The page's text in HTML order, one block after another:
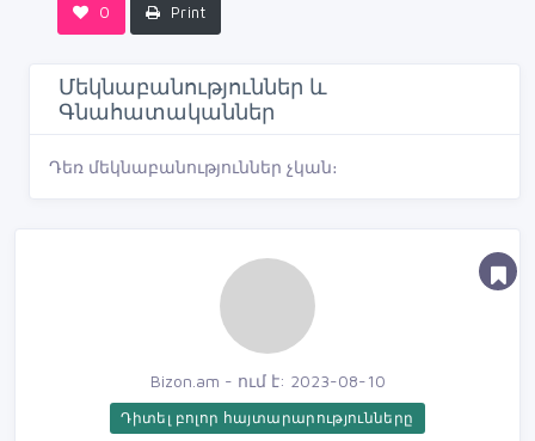
0 Print
Մեկնաբանություններ և
Գնահատականներ
Դեռ մեկնաբանություններ չկան։
Bizon.am - ում է: 2023-08-10
Դիտել բոլոր հայտարարությունները